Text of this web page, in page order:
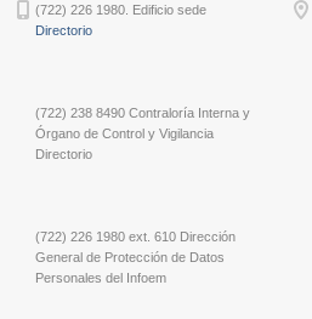
(722) 226 1980. Edificio sede
Directorio
(722) 238 8490 Contraloría Interna y
Órgano de Control y Vigilancia
Directorio
(722) 226 1980 ext. 610 Dirección
General de Protección de Datos
Personales del Infoem